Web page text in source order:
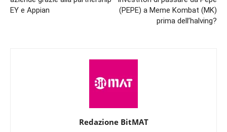
EY e Appian
(PEPE) a Meme Kombat (MK)
prima dell’halving?
Redazione BitMAT